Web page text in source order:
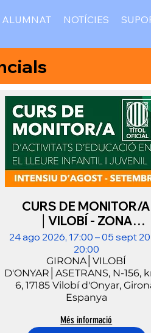
NOTÍCIES
CURS DE MONITOR/A
│VILOBÍ - ZONA
GIRONA│INTENSIU
- SETEMBRE
24 ago 2026, 17:00 – 05 sept
20:00
GIRONA│VILOBÍ
D'ONYAR│ASETRANS, N-156,
6, 17185 Vilobí d'Onyar,
Espanya
Més informació